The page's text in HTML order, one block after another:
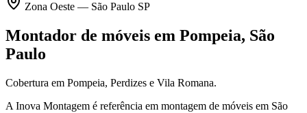
Zona Oeste — São Paulo SP
Montador de móveis em Pompeia, São
Paulo
Cobertura em Pompeia, Perdizes e Vila Romana.
A Inova Montagem é referência em montagem de móveis em São